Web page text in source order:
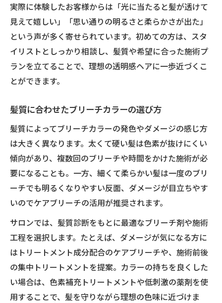
サロン選びが透明感ヘアの仕上がりを左右
憧れの韓国風ハイトーンを実現する方法
韓国風ハイトーンを叶えるブリーチカラー
の秘訣
韓国風スタイルに合う透明感ブリーチの選
ブリーチカラーで話題の韓国風ヘアを再現
トレンド感あふれる韓国風ハイトーンの作
り方
韓国風ハイトーンを長持ちさせるコツ
髪ダメージを抑えるケアブリーチの選び方
ダメージレスなブリーチカラーの選び方
髪を守るケアブリーチのポイントと特徴
ブリーチカラーで美髪をキープする秘訣
ケアブリーチで叶う透明感ハイトーン
失敗しないブリーチカラーの相談方法
SNS映えする表参道流ブリーチカラー術
SNSで話題のブリーチカラー最新トレンド
実際に体験したお客様からは「光に当たると髪が透けて
見えて嬉しい」「思い通りの明るさと柔らかさが出た」
という声が多く寄せられています。初めての方は、スタ
イリストとしっかり相談し、髪質や希望に合った施術プ
ランを立てることで、理想の透明感ヘアに一歩近づくこ
とができます。
髪質に合わせたブリーチカラーの選び方
髪質によってブリーチカラーの発色やダメージの感じ方
は大きく異なります。太くて硬い髪は色素が抜けにくい
傾向があり、複数回のブリーチや時間をかけた施術が必
要になることも。一方、細くて柔らかい髪は一度のブリ
ーチでも明るくなりやすい反面、ダメージが目立ちやす
いのでケアブリーチの活用が推奨されます。
サロンでは、髪質診断をもとに最適なブリーチ剤や施術
工程を選択します。たとえば、ダメージが気になる方に
はトリートメント成分配合のケアブリーチや、施術前後
の集中トリートメントを提案。カラーの持ちを良くした
い場合は、色素補充トリートメントや低刺激の薬剤を使
用することで、髪を守りながら理想の色味に近づけま